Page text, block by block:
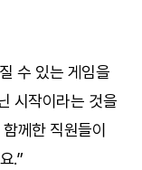
수 있는 게임을
시작이라는 것을
께한 직원들이
.”